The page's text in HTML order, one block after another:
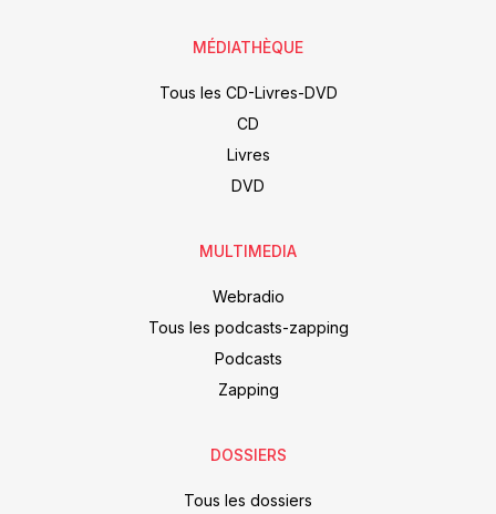
MÉDIATHÈQUE
Tous les CD-Livres-DVD
CD
Livres
DVD
MULTIMEDIA
Webradio
Tous les podcasts-zapping
Podcasts
Zapping
DOSSIERS
Tous les dossiers